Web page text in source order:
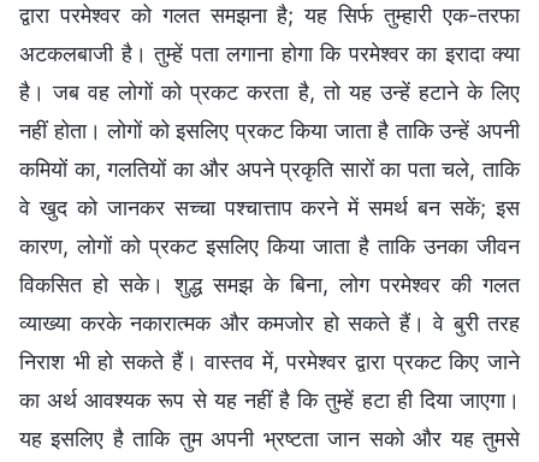
द्वारा परमेश्वर को गलत समझना है; यह सिर्फ तुम्हारी एक-तरफा
अटकलबाजी है। तुम्हें पता लगाना होगा कि परमेश्वर का इरादा क्या
है। जब वह लोगों को प्रकट करता है, तो यह उन्हें हटाने के लिए
नहीं होता। लोगों को इसलिए प्रकट किया जाता है ताकि उन्हें अपनी
कमियों का, गलतियों का और अपने प्रकृति सारों का पता चले, ताकि
वे खुद को जानकर सच्चा पश्चात्ताप करने में समर्थ बन सकें; इस
कारण, लोगों को प्रकट इसलिए किया जाता है ताकि उनका जीवन
विकसित हो सके। शुद्ध समझ के बिना, लोग परमेश्वर की गलत
व्याख्या करके नकारात्मक और कमजोर हो सकते हैं। वे बुरी तरह
निराश भी हो सकते हैं। वास्तव में, परमेश्वर द्वारा प्रकट किए जाने
का अर्थ आवश्यक रूप से यह नहीं है कि तुम्हें हटा ही दिया जाएगा।
यह इसलिए है ताकि तुम अपनी भ्रष्टता जान सको और यह तुमसे